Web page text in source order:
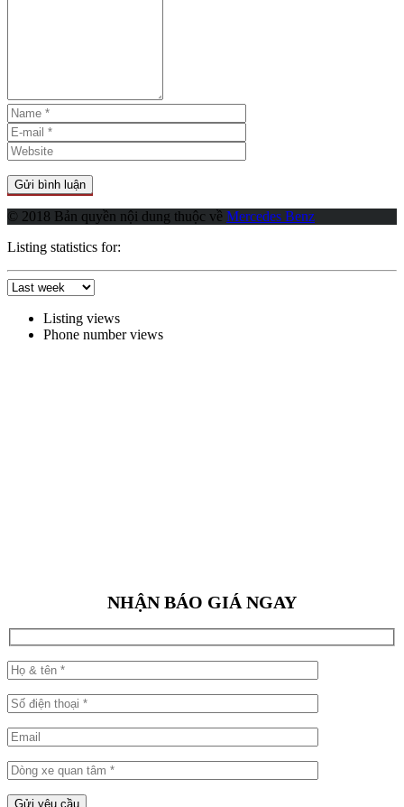
© 2018 Bản quyền nội dung thuộc về Mercedes Benz
Listing statistics for:
Listing views
Phone number views
NHẬN BÁO GIÁ NGAY